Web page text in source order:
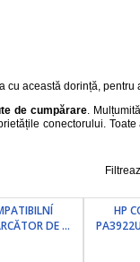
această dorință, pentru
de cumpărare.
conectorului.
DE ...
HP